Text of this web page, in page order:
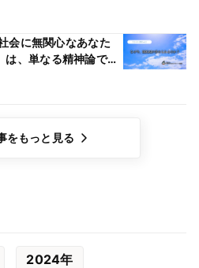
会に無関心なあなた
、単なる精神論では
をもっと見る
2024年